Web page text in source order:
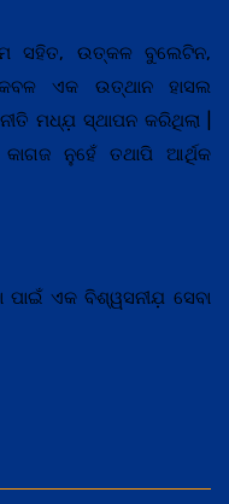
ସହିତ, ଉତ୍କଳ ବୁଲେଟିନ,
ଏକ ଉତ୍ଥାନ ହାସଲ
ମଧ୍ଯ଼ ସ୍ଥାପନ କରିଥିଲା |
ନୁହେଁ ତଥାପି ଆର୍ଥିକ
ଏକ ବିଶ୍ୱସନୀଯ଼ ସେବା